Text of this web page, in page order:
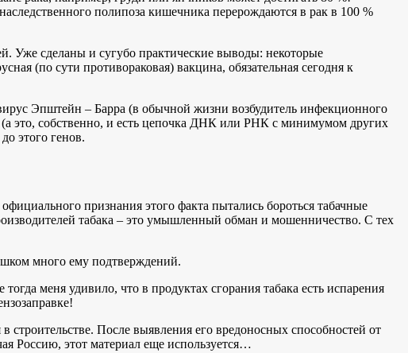
полипоза кишечника перерождаются в рак в 100 %
Уже сделаны и сугубо практические выводы: некоторые
(по сути противораковая) вакцина, обязательная сегодня к
Эпштейн – Барра (в обычной жизни возбудитель инфекционного
это, собственно, и есть цепочка ДНК или РНК с минимумом других
этого генов.
признания этого факта пытались бороться табачные
табака – это умышленный обман и мошенничество. С тех
много ему подтверждений.
меня удивило, что в продуктах сгорания табака есть испарения
После выявления его вредоносных способностей от
Россию, этот материал еще используется…